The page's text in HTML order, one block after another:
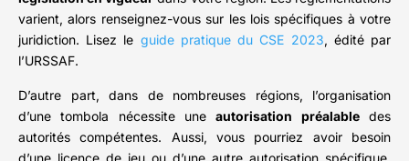
varient, alors renseignez-vous sur les lois spécifiques à votre
juridiction. Lisez le guide pratique du CSE 2023, édité par
l’URSSAF.
D’autre part, dans de nombreuses régions, l’organisation
d’une tombola nécessite uneautorisation préalabledes
autorités compétentes. Aussi, vous pourriez avoir besoin